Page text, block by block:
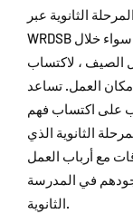
الثانوية عبر
WRDSB في المواضع التعاونية ، سواء خلال
الصيف ، لاكتساب
العمل. تساعد
على اكتساب فهم
الثانوية الذي
مع أرباب العمل
في المدرسة
الثانوية.